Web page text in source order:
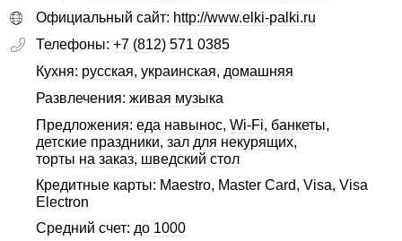
Официальный сайт: http://www.elki-palki.ru
Телефоны: +7 (812) 571 0385
Кухня: русская, украинская, домашняя
Развлечения: живая музыка
Предложения: еда навынос, Wi-Fi, банкеты,
детские праздники, зал для некурящих,
торты на заказ, шведский стол
Кредитные карты: Maestro, Master Card, Visa, Visa
Electron
Средний счет: до 1000